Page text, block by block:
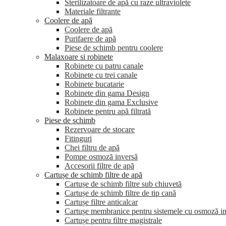
Sterilizatoare de apă cu raze ultraviolete
Materiale filtrante
Coolere de apă
Сoolere de apă
Purifaere de apă
Piese de schimb pentru coolere
Malaxoare si robinete
Robinete cu patru canale
Robinete cu trei canale
Robinete bucatarie
Robinete din gama Design
Robinete din gama Exclusive
Robinete pentru apă filtrată
Piese de schimb
Rezervoare de stocare
Fitinguri
Chei filtru de apă
Pompe osmoză inversă
Accesorii filtre de apă
Cartușe de schimb filtre de apă
Cartușe de schimb filtre sub chiuvetă
Cartușe de schimb filtre de tip cană
Cartușe filtre anticalcar
Cartușe membranice pentru sistemele cu osmoză
Cartușe pentru filtre magistrale